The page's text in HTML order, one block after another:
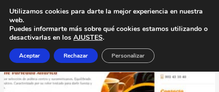
Utilizamos cookies para darte la mejor experiencia en nuestra
web.
Puedes informarte más sobre qué cookies estamos utilizando o
desactivarlas en los AJUSTES.
Aceptar Rechazar Personalizar